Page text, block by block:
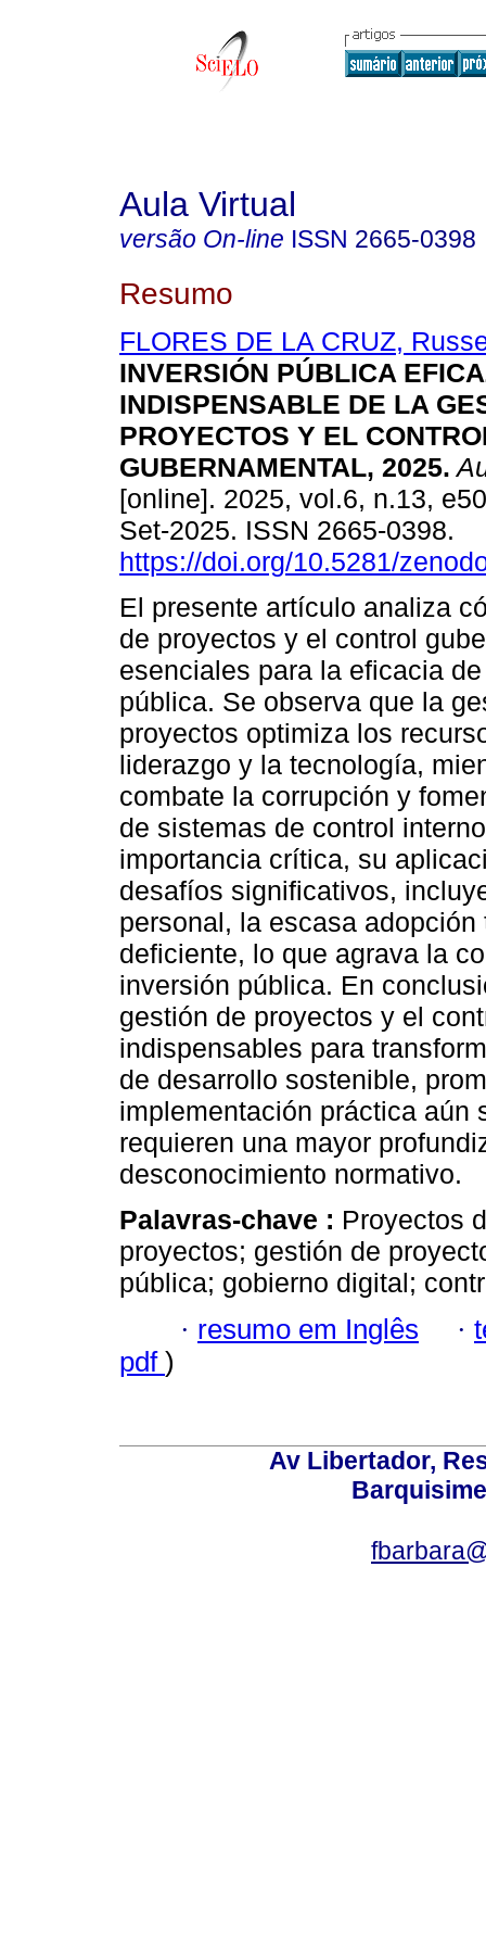
Aula Virtual
versão On-line ISSN 2665-0398
Resumo
FLORES DE LA CRUZ,
INVERSIÓN PÚBLICA
INDISPENSABLE DE LA
PROYECTOS Y EL
GUBERNAMENTAL, 2025.
[online]. 2025, vol.6, n.13,
Set-2025. ISSN 2665-0398.
https://doi.org/10.5281/
El presente artículo analiza
de proyectos y el control
esenciales para la eficacia
pública. Se observa que la
proyectos optimiza los
liderazgo y la tecnología,
combate la corrupción y
de sistemas de control
importancia crítica, su
desafíos significativos,
personal, la escasa
deficiente, lo que agrava la
inversión pública. En
gestión de proyectos y el
indispensables para
de desarrollo sostenible,
implementación práctica aún
requieren una mayor
desconocimiento normativo.
Palavras-chave : Proyectos
proyectos; gestión de
pública; gobierno digital;
· resumo em Inglês ·
pdf )
Av Libertador,